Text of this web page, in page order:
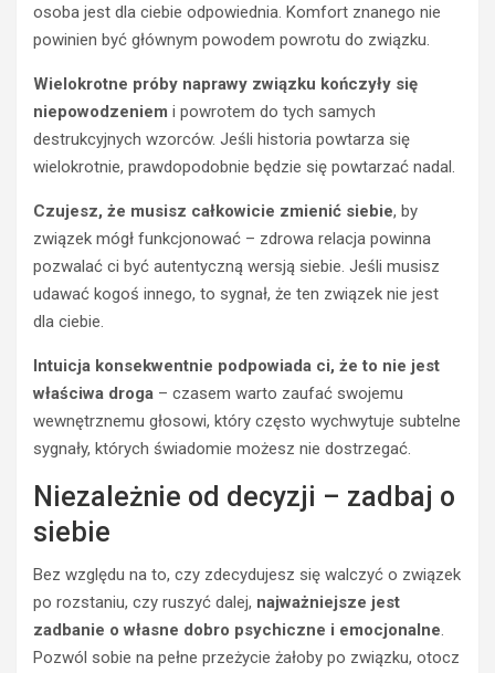
osoba jest dla ciebie odpowiednia. Komfort znanego nie
powinien być głównym powodem powrotu do związku.
Wielokrotne próby naprawy związku kończyły się
niepowodzeniem i powrotem do tych samych
destrukcyjnych wzorców. Jeśli historia powtarza się
wielokrotnie, prawdopodobnie będzie się powtarzać nadal.
Czujesz, że musisz całkowicie zmienić siebie, by
związek mógł funkcjonować – zdrowa relacja powinna
pozwalać ci być autentyczną wersją siebie. Jeśli musisz
udawać kogoś innego, to sygnał, że ten związek nie jest
dla ciebie.
Intuicja konsekwentnie podpowiada ci, że to nie jest
właściwa droga – czasem warto zaufać swojemu
wewnętrznemu głosowi, który często wychwytuje subtelne
sygnały, których świadomie możesz nie dostrzegać.
Niezależnie od decyzji – zadbaj o
siebie
Bez względu na to, czy zdecydujesz się walczyć o związek
po rozstaniu, czy ruszyć dalej, najważniejsze jest
zadbanie o własne dobro psychiczne i emocjonalne
Pozwól sobie na pełne przeżycie żałoby po związku, otocz
BEZ
KATEGORII
b
a